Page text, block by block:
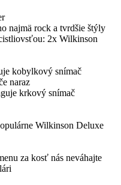
najmä rock a tvrdšie štýly
2x Wilkinson
kobylkový snímač
naraz
krkový snímač
Wilkinson Deluxe
za kosť nás neváhajte